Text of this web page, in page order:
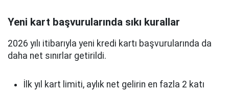
Yeni kart başvurularında sıkı kurallar
2026 yılı itibarıyla yeni kredi kartı başvurularında da
daha net sınırlar getirildi.
İlk yıl kart limiti, aylık net gelirin en fazla 2 katı